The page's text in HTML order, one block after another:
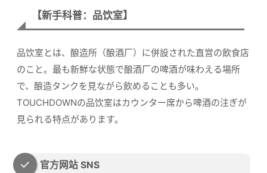
【新手科普：品饮室】
品饮室とは、酿造所（酿酒厂）に併設された直営の飲食店
のこと。最も新鮮な状態で酿酒厂の啤酒が味わえる場所
で、酿造タンクを見ながら飲めることも多い。
TOUCHDOWNの品饮室はカウンター席から啤酒の注ぎが
見られる特点があります。
官方网站 SNS